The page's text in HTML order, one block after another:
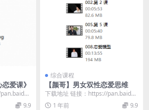
爱课》
9.9
综合课程
【颜哥】男女双性恋爱思维
下载地址 链接：https://pan.baidu.
com/s/1evbd6ZT...
1 年前 9.9